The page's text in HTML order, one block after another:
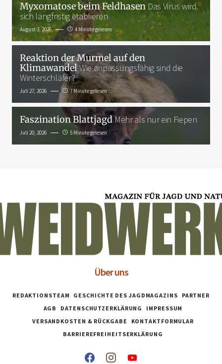
Myxomatose beim Feldhasen Das Virus wird
sich langfristig etablieren
August 3, 2026 4 Minute gelesen
Reaktion der Murmel auf den
KlimawandelWie anpassungsfähig sind die
Winterschläfer?
Juli 27, 2026 7 Minute gelesen
Faszination BlattjagdMehr als nur ein Fiepen
Juli 20, 2026 5 Minute gelesen
Über uns
REDAKTIONSTEAM GESCHICHTE DES JAGDMAGAZINS
PARTNER
AGB
DATENSCHUTZERKLÄRUNG
IMPRESSUM
VERSANDKOSTEN & RÜCKGABE
KONTAKTFORMULAR
BARRIEREFREIHEITSERKLÄRUNG